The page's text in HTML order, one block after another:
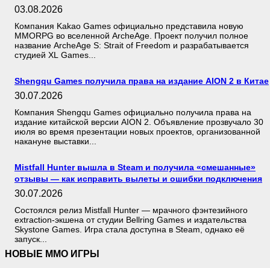
03.08.2026
Компания Kakao Games официально представила новую
MMORPG во вселенной ArcheAge. Проект получил полное
название ArcheAge S: Strait of Freedom и разрабатывается
студией XL Games...
Shengqu Games получила права на издание AION 2 в Китае
30.07.2026
Компания Shengqu Games официально получила права на
издание китайской версии AION 2. Объявление прозвучало 30
июля во время презентации новых проектов, организованной
накануне выставки...
Mistfall Hunter вышла в Steam и получила «смешанные»
отзывы — как исправить вылеты и ошибки подключения
30.07.2026
Состоялся релиз Mistfall Hunter — мрачного фэнтезийного
extraction-экшена от студии Bellring Games и издательства
Skystone Games. Игра стала доступна в Steam, однако её
запуск...
НОВЫЕ MMO ИГРЫ